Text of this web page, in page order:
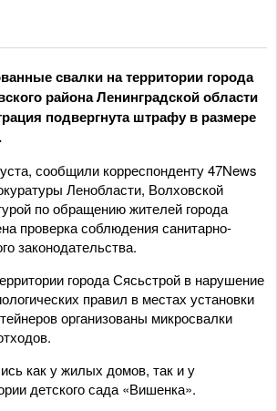
свалки на территории города
района Ленинградской области
подвергнута штрафу в размере
сообщили корреспонденту 47News
Ленобласти, Волховской
по обращению жителей города
проверка соблюдения санитарно-
законодательства.
города Сясьстрой в нарушение
правил в местах установки
организованы микросвалки
как у жилых домов, так и у
детского сада «Вишенка».